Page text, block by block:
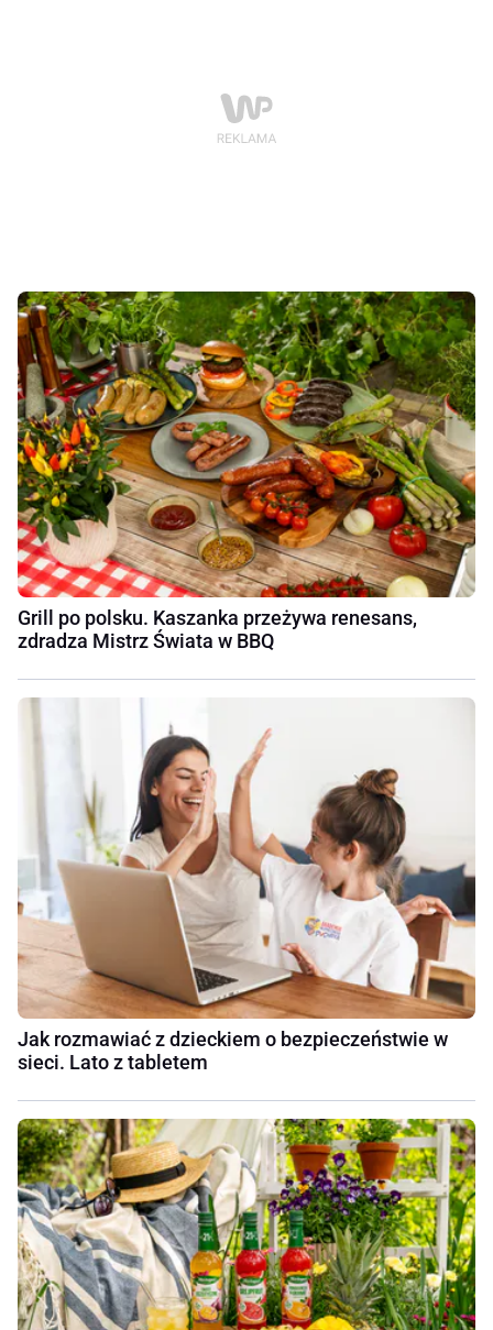
Grill po polsku. Kaszanka przeżywa renesans,
zdradza Mistrz Świata w BBQ
Jak rozmawiać z dzieckiem o bezpieczeństwie w
sieci. Lato z tabletem